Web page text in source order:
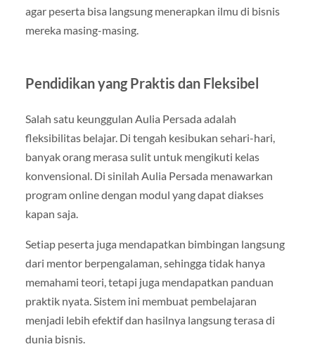
agar peserta bisa langsung menerapkan ilmu di bisnis
mereka masing-masing.
Pendidikan yang Praktis dan Fleksibel
Salah satu keunggulan Aulia Persada adalah
fleksibilitas belajar. Di tengah kesibukan sehari-hari,
banyak orang merasa sulit untuk mengikuti kelas
konvensional. Di sinilah Aulia Persada menawarkan
program online dengan modul yang dapat diakses
kapan saja.
Setiap peserta juga mendapatkan bimbingan langsung
dari mentor berpengalaman, sehingga tidak hanya
memahami teori, tetapi juga mendapatkan panduan
praktik nyata. Sistem ini membuat pembelajaran
menjadi lebih efektif dan hasilnya langsung terasa di
dunia bisnis.